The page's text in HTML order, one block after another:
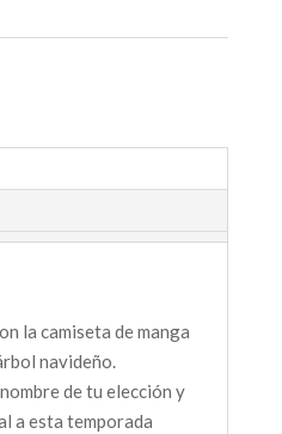
la camiseta de manga
navideño.
de tu elección y
a esta temporada